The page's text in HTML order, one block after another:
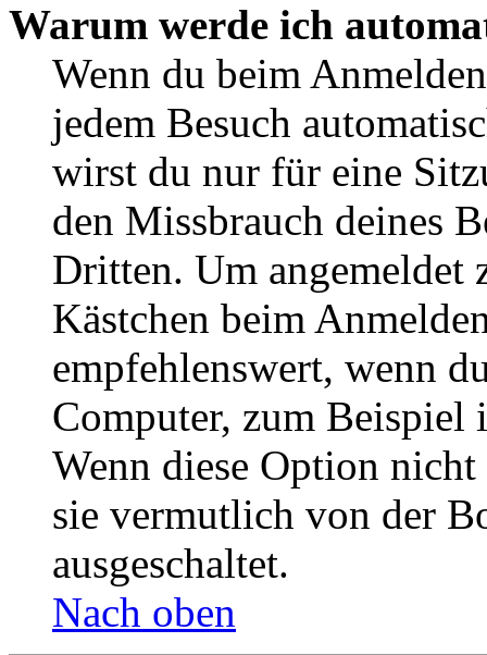
Warum werde ich
Wenn du beim
jedem Besuch
wirst du nur für eine
den Missbrauch deines
Dritten. Um angemeldet
Kästchen beim
empfehlenswert, wenn
Computer, zum Beispiel
Wenn diese Option
sie vermutlich von der
ausgeschaltet.
Nach oben